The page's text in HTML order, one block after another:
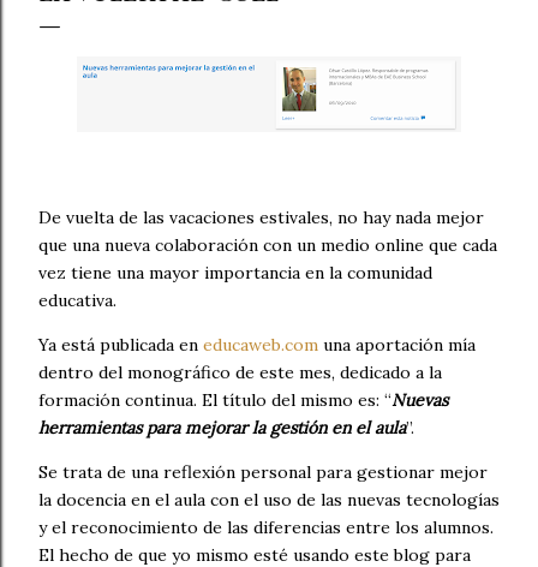
De vuelta de las vacaciones estivales, no hay nada mejor
que una nueva colaboración con un medio online que cada
vez tiene una mayor importancia en la comunidad
educativa.
Ya está publicada en educaweb.com una aportación mía
dentro del monográfico de este mes, dedicado a la
formación continua. El título del mismo es: “Nuevas
herramientas para mejorar la gestión en el aula”.
Se trata de una reflexión personal para gestionar mejor
la docencia en el aula con el uso de las nuevas tecnologías
y el reconocimiento de las diferencias entre los alumnos.
El hecho de que yo mismo esté usando este blog para